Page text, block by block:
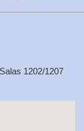
1202/1207